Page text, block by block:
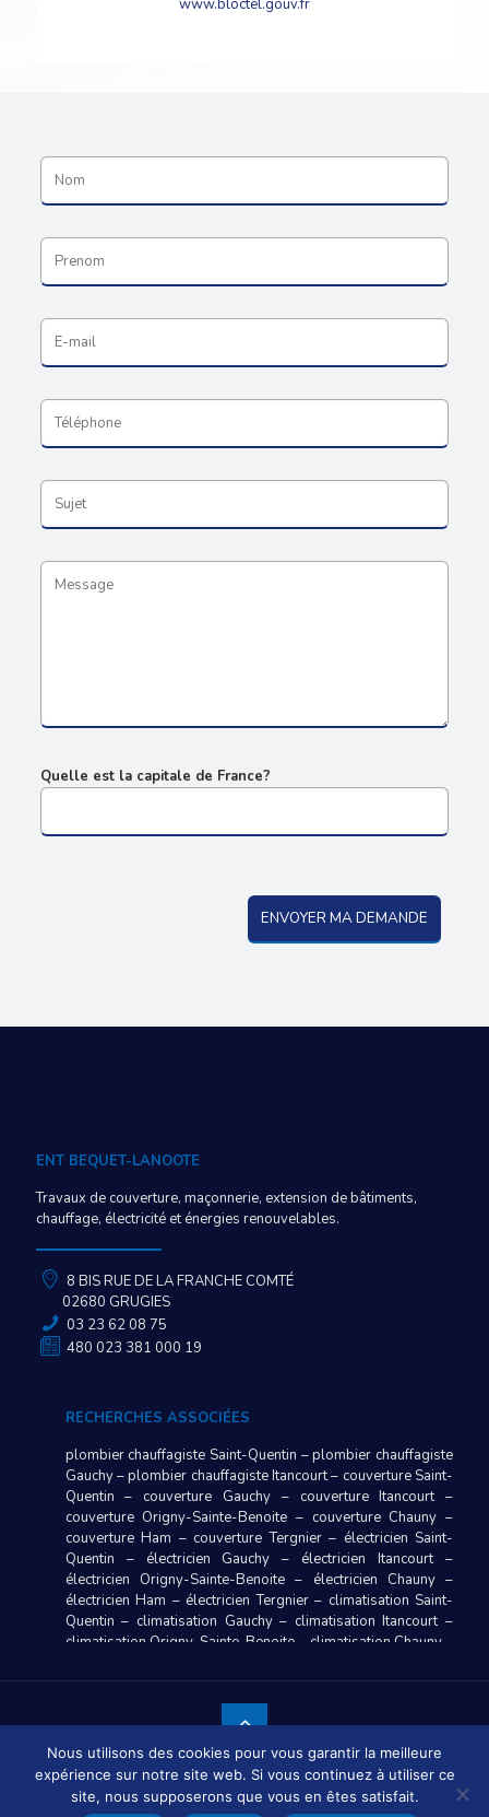
www.bloctel.gouv.fr
Quelle est la capitale de France?
ENT BEQUET-LANOOTE
Travaux de couverture, maçonnerie, extension de bâtiments,
chauffage, électricité et énergies renouvelables.
8 BIS RUE DE LA FRANCHE COMTÉ
02680 GRUGIES
03 23 62 08 75
480 023 381 000 19
RECHERCHES ASSOCIÉES
plombier chauffagiste Saint-Quentin –plombier chauffagiste
Gauchy–plombier chauffagiste Itancourt– couverture Saint-
Quentin – couverture Gauchy – couverture Itancourt–
couverture Origny-Sainte-Benoite – couverture Chauny –
couverture Ham – couverture Tergnier– électricien Saint-
Quentin – électricien Gauchy – électricien Itancourt–
électricien Origny-Sainte-Benoite – électricien Chauny–
électricien Ham – électricien Tergnier– climatisation Saint-
Quentin – climatisation Gauchy– climatisation Itancourt–
climatisation Origny-Sainte-Benoite
climatisation Chauny–
chauffagiste Origny-Sainte-Benoite–plombier chauffagiste
plombier chauffagiste Ham
chauffagiste Tergnier–maçonnerie générale Saint-Quentin–
maçonnerie générale Gauchy– maçonnerie générale
Itancourt – maçonnerie générale Origny-Sainte-Benoite –
maçonnerie générale Chauny
– maçonnerie générale Ham
maçonnerie générale Tergnier
© Copyright2026 ENT BEQUET-LANOOTE. Tous droits réservés
- Site réalisé par :
Agence de communication
Nous utilisons des cookies pour vous garantir la meilleure
expérience sur notre site web. Si vous continuez à utiliser ce
site, nous supposerons que vous en êtes satisfait.